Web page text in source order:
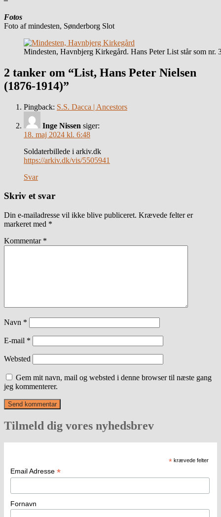
Fotos
Foto af mindesten, Sønderborg Slot
Mindesten, Havnbjerg Kirkegård. Hans Peter List står som nr.
2 tanker om “List, Hans Peter Nielsen
(1876-1914)”
Pingback: S.S. Dacca | Ancestors
Inge Nissen siger:
18. maj 2024 kl. 6:48
Soldaterbillede i arkiv.dk
https://arkiv.dk/vis/5505941
Svar
Skriv et svar
Din e-mailadresse vil ikke blive publiceret. Krævede felter er
markeret med *
Kommentar *
Navn *
E-mail *
Websted
Gem mit navn, mail og websted i denne browser til næste gang
jeg kommenterer.
Tilmeld dig vores nyhedsbrev
* krævede felter
Email Adresse *
Fornavn